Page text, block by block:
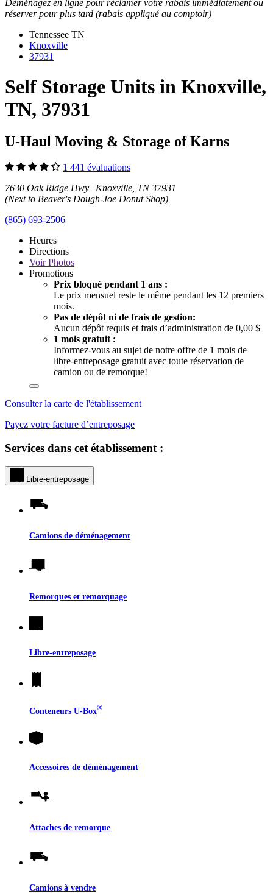
Déménagez en ligne pour réclamer votre rabais immédiatement ou
réserver pour plus tard (rabais appliqué au comptoir)
Tennessee TN
Knoxville
37931
Self Storage Units in Knoxville,
TN, 37931
U-Haul Moving & Storage of Karns
1 441 évaluations
7630 Oak Ridge Hwy Knoxville, TN 37931
(Next to Beaver's Dough-Joe Donut Shop)
(865) 693-2506
Heures
Directions
VoirPhotos
Promotions
Prix bloqué pendant 1 ans :
Le prix mensuel reste le même pendant les 12 premiers
mois.
Pas de dépôt ni de frais de gestion:
Aucun dépôt requis et frais d’administration de 0,00 $
1 mois gratuit :
Informez-vous au sujet de notre offre de 1 mois de
libre-entreposage gratuit avec toute réservation de
camion ou de remorque!
Consulter la carte de l'établissement
Payez votre facture d’entreposage
Services dans cet établissement :
Libre-entreposage
Camions de déménagement
Remorques et remorquage
Libre-entreposage
Conteneurs U-Box®
Accessoires de déménagement
Attaches de remorque
Camions à vendre